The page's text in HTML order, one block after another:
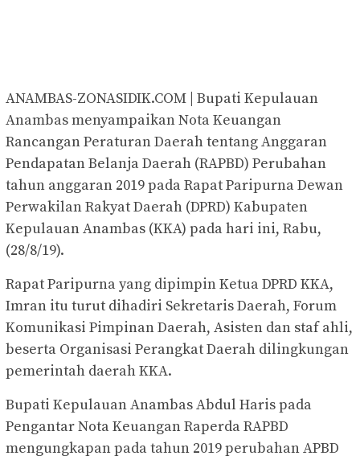
ANAMBAS-ZONASIDIK.COM | Bupati Kepulauan
Anambas menyampaikan Nota Keuangan
Rancangan Peraturan Daerah tentang Anggaran
Pendapatan Belanja Daerah (RAPBD) Perubahan
tahun anggaran 2019 pada Rapat Paripurna Dewan
Perwakilan Rakyat Daerah (DPRD) Kabupaten
Kepulauan Anambas (KKA) pada hari ini, Rabu,
(28/8/19).
Rapat Paripurna yang dipimpin Ketua DPRD KKA,
Imran itu turut dihadiri Sekretaris Daerah, Forum
Komunikasi Pimpinan Daerah, Asisten dan staf ahli,
beserta Organisasi Perangkat Daerah dilingkungan
pemerintah daerah KKA.
Bupati Kepulauan Anambas Abdul Haris pada
Pengantar Nota Keuangan Raperda RAPBD
mengungkapan pada tahun 2019 perubahan APBD